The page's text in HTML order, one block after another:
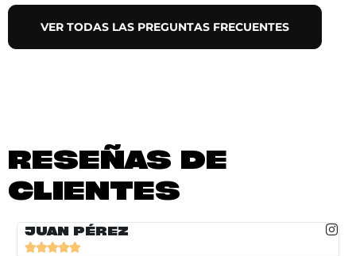
VER TODAS LAS PREGUNTAS FRECUENTES
RESEÑAS DE
CLIENTES
JUAN PÉREZ
